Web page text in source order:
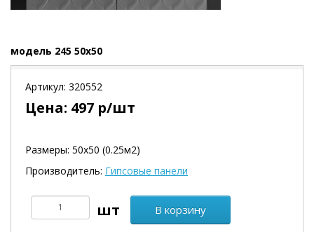
модель 245 50x50
Артикул: 320552
Цена: 497 р/шт
Размеры: 50х50 (0.25м2)
Производитель: Гипсовые панели
В корзину